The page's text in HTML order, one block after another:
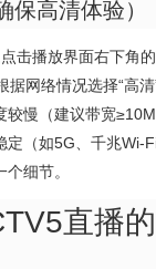
保高清体验）
击播放界面右下角的
网络情况选择“高清
较慢（建议带宽
定（如5G、千兆Wi-
细节。
直播